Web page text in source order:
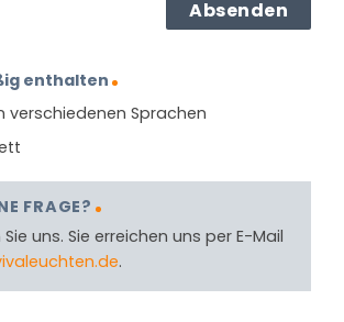
enthalten
verschiedenen Sprachen
FRAGE?
uns. Sie erreichen uns per E-Mail
.